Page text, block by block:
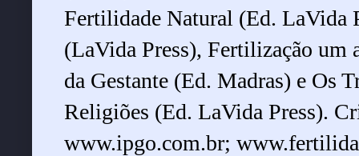
Fertilidade Natural (Ed. LaVida
(LaVida Press), Fertilização um
da Gestante (Ed. Madras) e Os
Religiões (Ed. LaVida Press).
www.ipgo.com.br;